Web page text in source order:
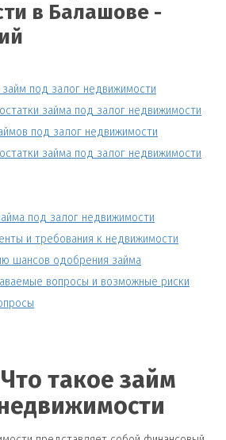
в Балашове -
под залог недвижимости
займа под залог недвижимости
под залог недвижимости
займа под залог недвижимости
под залог недвижимости
и требования к недвижимости
шансов одобрения займа
вопросы и возможные риски
такое займ